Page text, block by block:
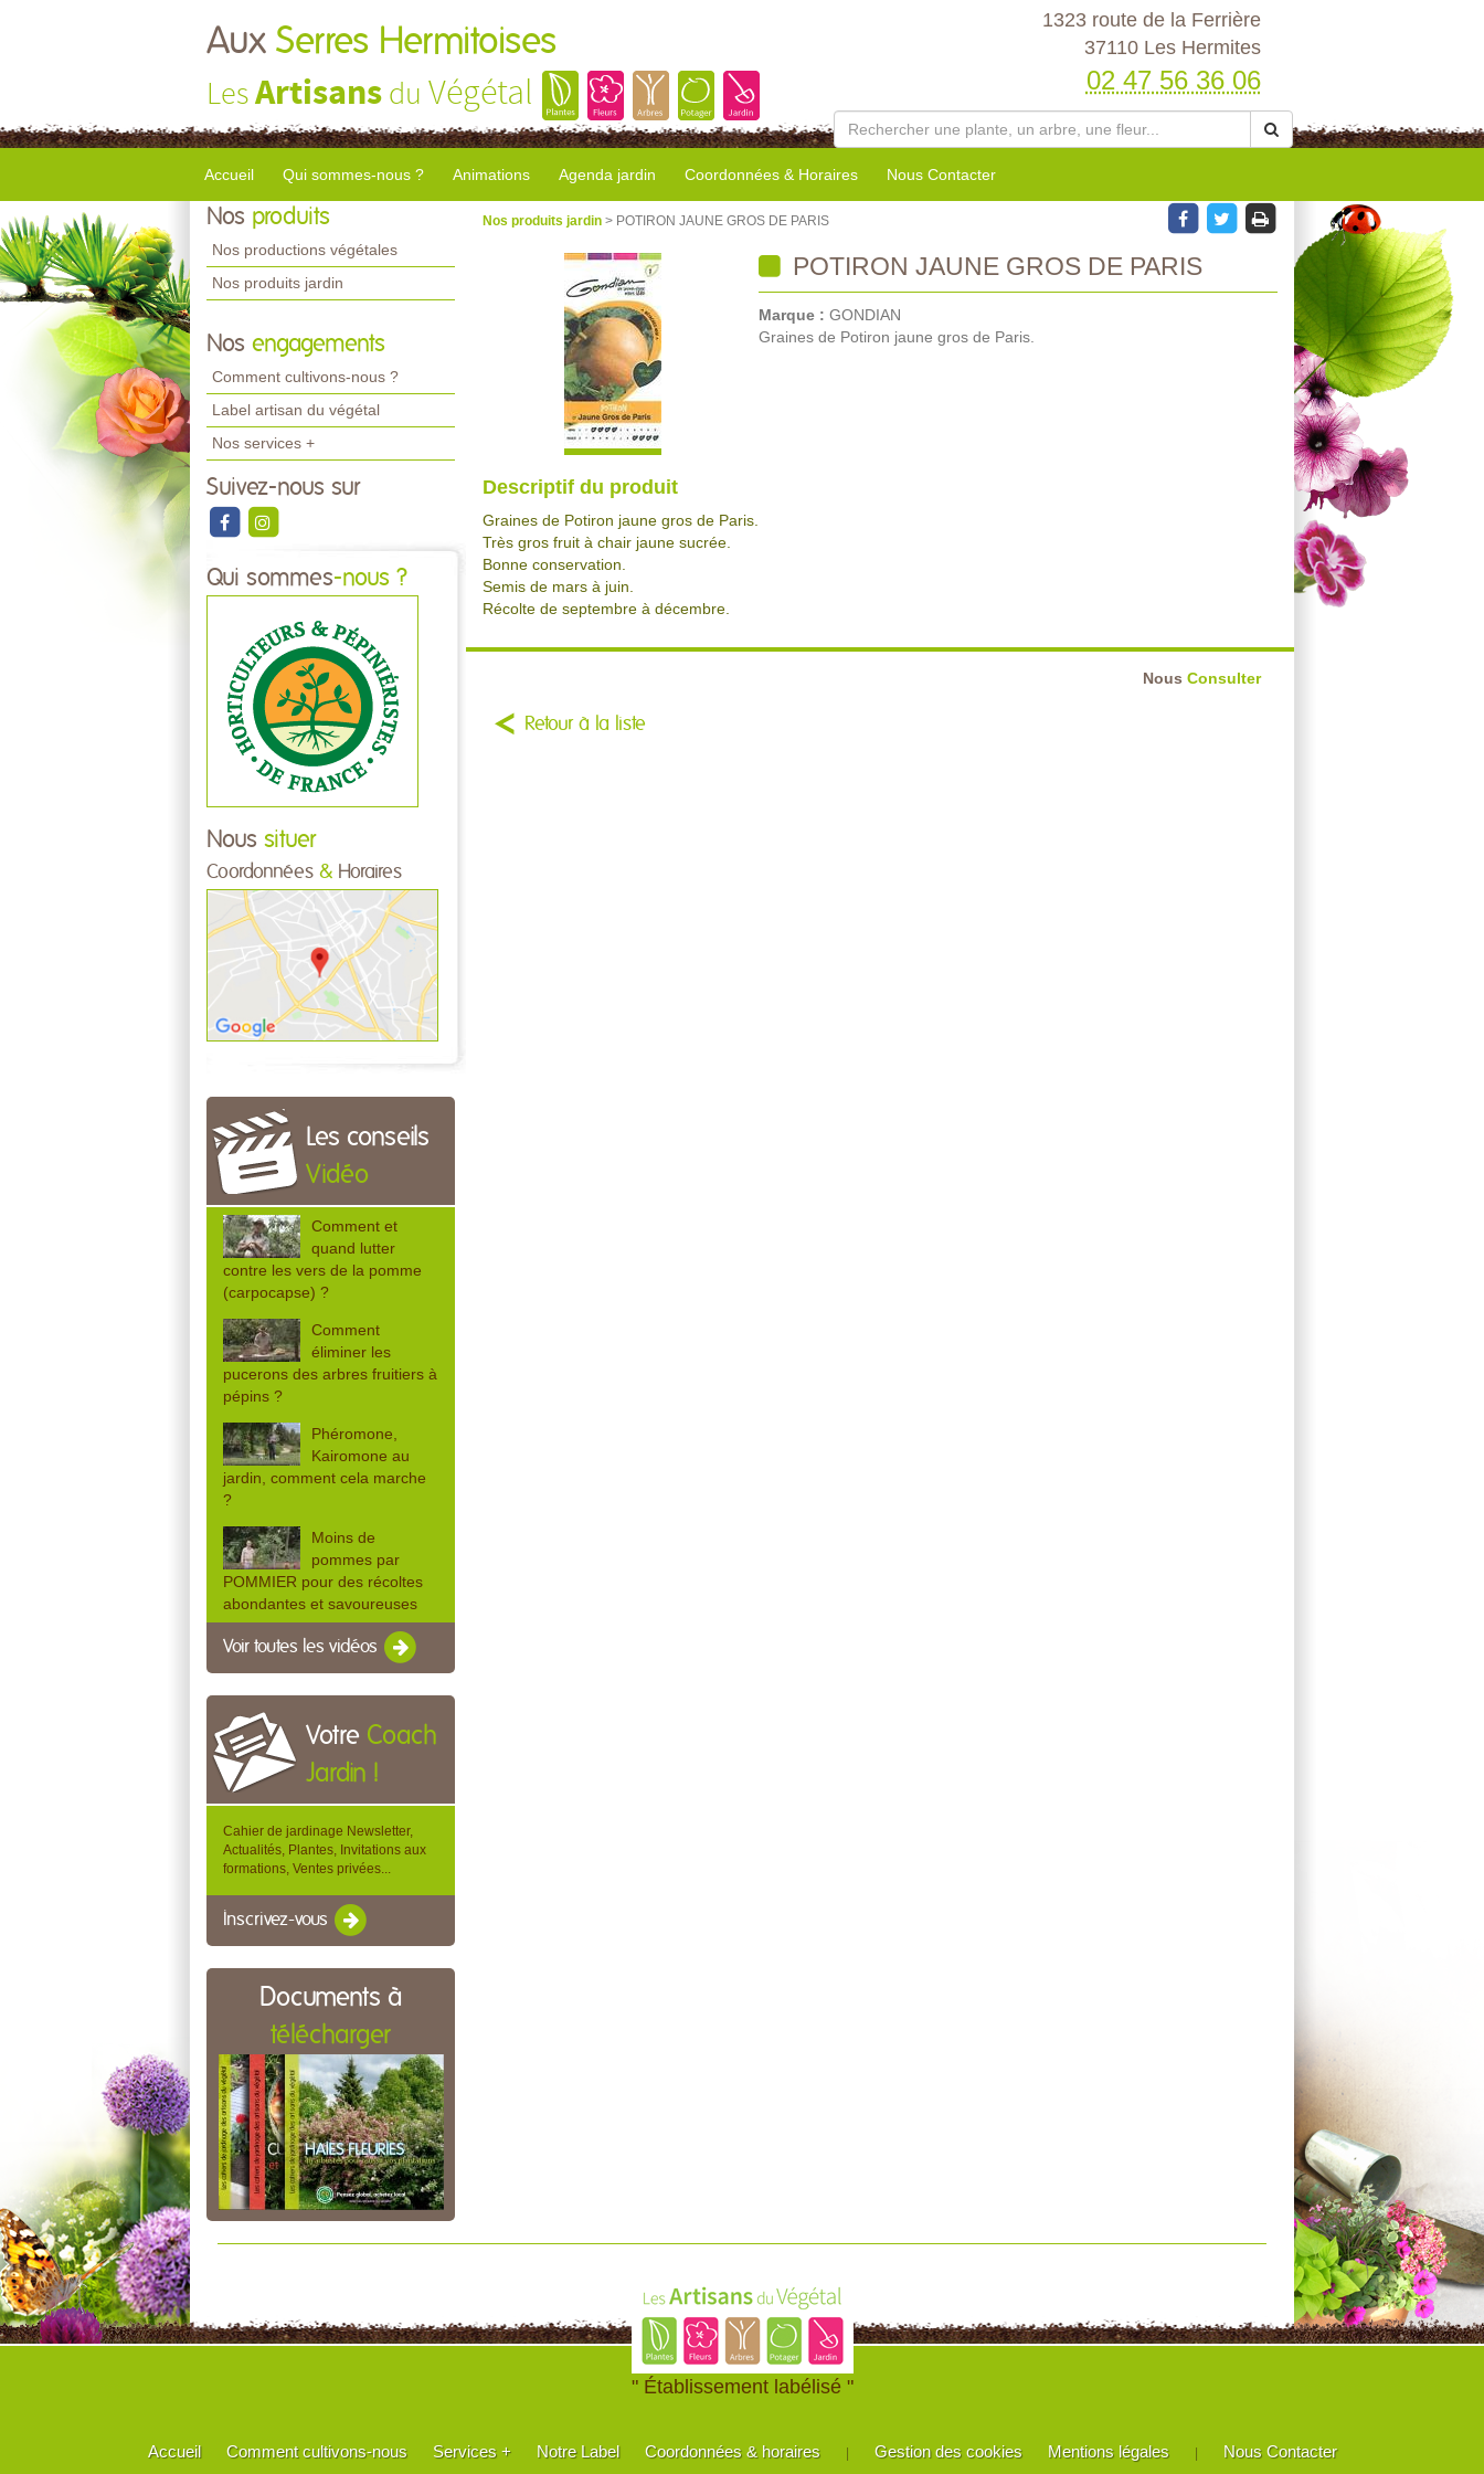
Aux Serres Hermitoises
LesArtisans du Végétal
1323 route de la Ferrière
37110 Les Hermites
02 47 56 36 06
Accueil Qui sommes-nous ? Animations Agenda jardin Coordonnées & Horaires Nous Contacter
Nos produits
Nos productions végétales
Nos produits jardin
Nos engagements
Comment cultivons-nous ?
Label artisan du végétal
Nos services +
Suivez-nous sur
Qui sommes-nous ?
Nous situer
Coordonnées & Horaires
Les conseils
Vidéo
Comment et
quand lutter
contre les vers de la pomme
(carpocapse) ?
Comment
éliminer les
pucerons des arbres fruitiers à
pépins ?
Phéromone,
Kairomone au
jardin, comment cela marche
?
Moins de
pommes par
POMMIER pour des récoltes
abondantes et savoureuses
Voir toutes les vidéos
Votre Coach
Jardin !
Cahier de jardinage Newsletter,
Actualités, Plantes, Invitations aux
formations, Ventes privées...
Inscrivez-vous
Documents à
télécharger
Nos produits jardin > POTIRON JAUNE GROS DE PARIS
POTIRON JAUNE GROS DE PARIS
Marque : GONDIAN
Graines de Potiron jaune gros de Paris.
Descriptif du produit
Graines de Potiron jaune gros de Paris.
Très gros fruit à chair jaune sucrée.
Bonne conservation.
Semis de mars à juin.
Récolte de septembre à décembre.
Nous Consulter
Retour à la liste
" Établissement labélisé "
Accueil Comment cultivons-nous Services + Notre Label Coordonnées & horaires | Gestion des cookies Mentions légales | Nous Contacter